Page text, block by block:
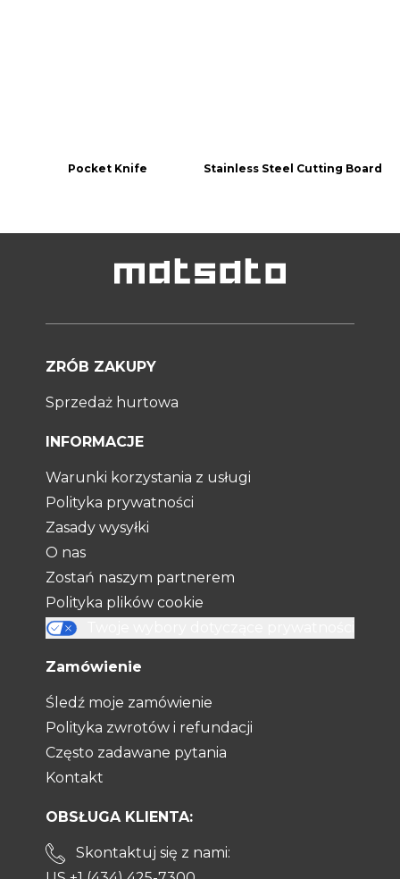
Pocket Knife Stainless Steel Cutting Board
ZRÓB ZAKUPY
Sprzedaż hurtowa
INFORMACJE
Warunki korzystania z usługi
Polityka prywatności
Zasady wysyłki
O nas
Zostań naszym partnerem
Polityka plików cookie
Zamówienie
Śledź moje zamówienie
Polityka zwrotów i refundacji
Często zadawane pytania
Kontakt
OBSŁUGA KLIENTA:
Skontaktuj się z nami: